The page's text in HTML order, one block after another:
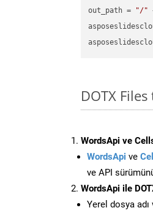
out_path =
"/"
DOTX
WordsApi ve
WordsApi ve
ve API
WordsApi ile
Yerel dosya